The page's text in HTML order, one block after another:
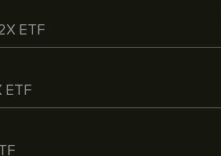
ETF
ETF